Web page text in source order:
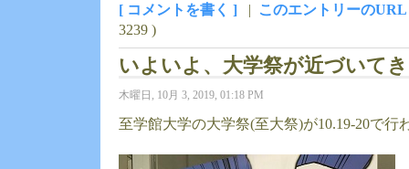
[ コメントを書く ] | このエントリーのURL
3239 )
いよいよ、大学祭が近づいて
木曜日, 10月 3, 2019, 01:18 PM
至学館大学の大学祭(至大祭)が10.19-20で行